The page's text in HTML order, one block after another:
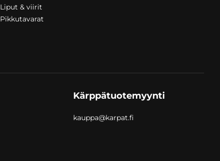
Liput & viirit
Pikkutavarat
Kärppätuotemyynti
kauppa@karpat.fi